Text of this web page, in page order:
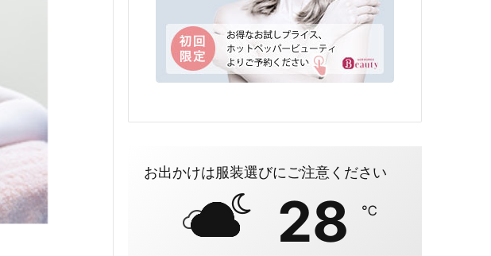
お出かけは服装選びにご注意ください
28 ℃